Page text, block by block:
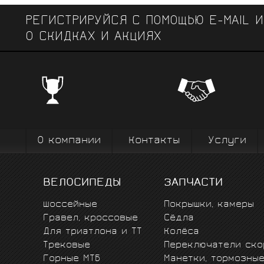
46
50
52
55
56
РЕГИСТРИРУЙСЯ С ПОМОЩЬЮ E-MAIL
О СКИДКАХ И АКЦИЯХ
Поставки от всемирно
зарекомендовавших себя на всех
О компании Контакты Услуги
ВЕЛОСИПЕДЫ
Шоссейные
Гравел, кроссовые
Для триатлона и ТТ
Трековые
Горные MTБ
ЗАПЧАСТИ
Покрышки, камеры
Сёдла
Колёса
Переключатели
Манетки,